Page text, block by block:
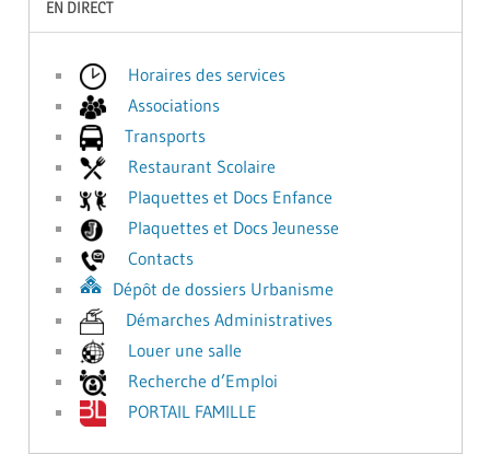
EN DIRECT
Horaires des services
Associations
Transports
Restaurant Scolaire
Plaquettes et Docs Enfance
Plaquettes et Docs Jeunesse
Contacts
Dépôt de dossiers Urbanisme
Démarches Administratives
Louer une salle
Recherche d’Emploi
PORTAIL FAMILLE